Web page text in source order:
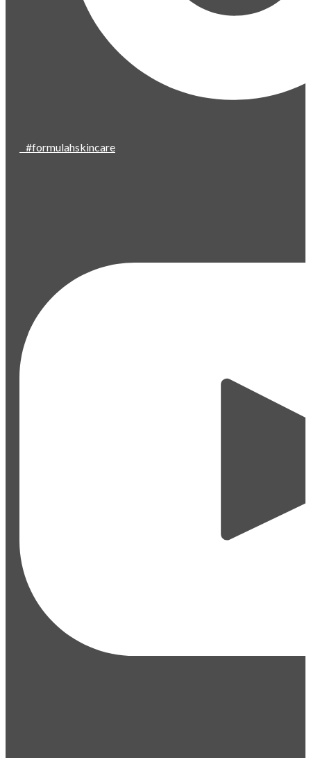
#formulahskincare